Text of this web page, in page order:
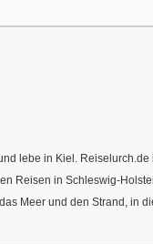
lebe in Kiel.
Reisen in Schleswig-
Meer und den Strand, in